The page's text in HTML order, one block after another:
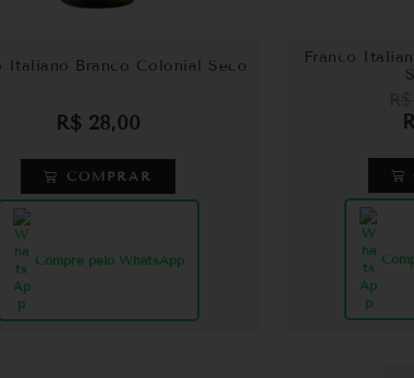
Italiano Branco Colonial Seco
R$ 28,00
COMPRAR
Compre pelo WhatsApp
Franco